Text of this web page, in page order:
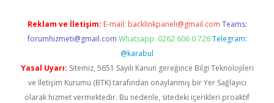
Reklam ve İletişim: E-mail: backlinkpaneli@gmail.com Teams:
forumhizmeti@gmail.com Whatsapp: 0262 606 0 726 Telegram:
@karabul
Yasal Uyarı: Sitemiz, 5651 Sayılı Kanun gereğince Bilgi Teknolojileri
ve İletişim Kurumu (BTK) tarafından onaylanmış bir Yer Sağlayıcı
olarak hizmet vermektedir. Bu nedenle, sitedeki içerikleri proaktif